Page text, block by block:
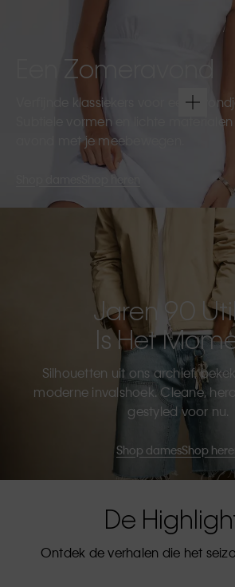
Een Zomeravond
Verfijnde klassiekers voor een
Subtiele vormen en lichte materialen
avond met je meebewegen.
Shop heren
Jaren 90
Is Het
Silhouetten uit ons archief,
moderne invalshoek. Cleane,
gestyled voor nu.
Shop damesShop
De
Ontdek de verhalen die het